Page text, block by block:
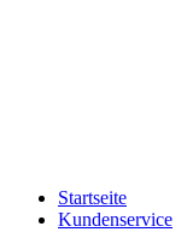
Startseite
Kundenservice